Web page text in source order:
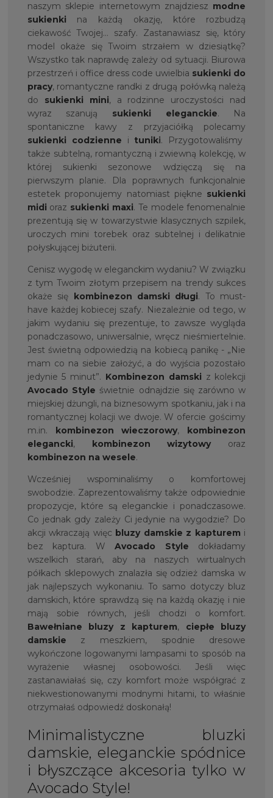
naszym sklepie internetowym znajdziesz modne
sukienki na każdą okazję, które rozbudzą
ciekawość Twojej… szafy. Zastanawiasz się, który
model okaże się Twoim strzałem w dziesiątkę?
Wszystko tak naprawdę zależy od sytuacji. Biurowa
przestrzeń i office dress code uwielbia sukienki do
pracy, romantyczne randki z drugą połówką należą
do sukienki mini, a rodzinne uroczystości nad
wyraz szanują sukienki eleganckie. Na
spontaniczne kawy z przyjaciółką polecamy
sukienki codzienne i tuniki. Przygotowaliśmy
także subtelną, romantyczną i zwiewną kolekcję, w
której sukienki sezonowe wdzięczą się na
pierwszym planie. Dla poprawnych funkcjonalnie
estetek proponujemy natomiast piękne sukienki
midi oraz sukienki maxi. Te modele fenomenalnie
prezentują się w towarzystwie klasycznych szpilek,
uroczych mini torebek oraz subtelnej i delikatnie
połyskującej biżuterii.
Cenisz wygodę w eleganckim wydaniu? W związku
z tym Twoim złotym przepisem na trendy sukces
okaże się kombinezon damski długi. To must-
have każdej kobiecej szafy. Niezależnie od tego, w
jakim wydaniu się prezentuje, to zawsze wygląda
ponadczasowo, uniwersalnie, wręcz nieśmiertelnie.
Jest świetną odpowiedzią na kobiecą panikę - „Nie
mam co na siebie założyć, a do wyjścia pozostało
jedynie 5 minut”. Kombinezon damski z kolekcji
Avocado Style świetnie odnajdzie się zarówno w
miejskiej dżungli, na biznesowym spotkaniu, jak i na
romantycznej kolacji we dwoje. W ofercie gościmy
m.in. kombinezon wieczorowy, kombinezon
elegancki, kombinezon wizytowyoraz
kombinezon na wesele.
Wcześniej wspominaliśmy o komfortowej
swobodzie. Zaprezentowaliśmy także odpowiednie
propozycje, które są eleganckie i ponadczasowe.
Co jednak gdy zależy Ci jedynie na wygodzie? Do
akcji wkraczają więc bluzy damskie z kapturem i
bez kaptura. WAvocado Style dokładamy
wszelkich starań, aby na naszych wirtualnych
półkach sklepowych znalazła się odzież damska w
jak najlepszych wykonaniu. To samo dotyczy bluz
damskich, które sprawdzą się na każdą okazję i nie
mają sobie równych, jeśli chodzi o komfort.
Bawełniane bluzy z kapturem, ciepłe bluzy
damskie z meszkiem, spodnie dresowe
wykończone logowanymi lampasami to sposób na
wyrażenie własnej osobowości. Jeśli więc
zastanawiałaś się, czy komfort może współgrać z
niekwestionowanymi modnymi hitami, to właśnie
otrzymałaś odpowiedź doskonałą!
Minimalistyczne bluzki
damskie, eleganckie spódnice
i błyszczące akcesoria tylko w
Avocado Style!